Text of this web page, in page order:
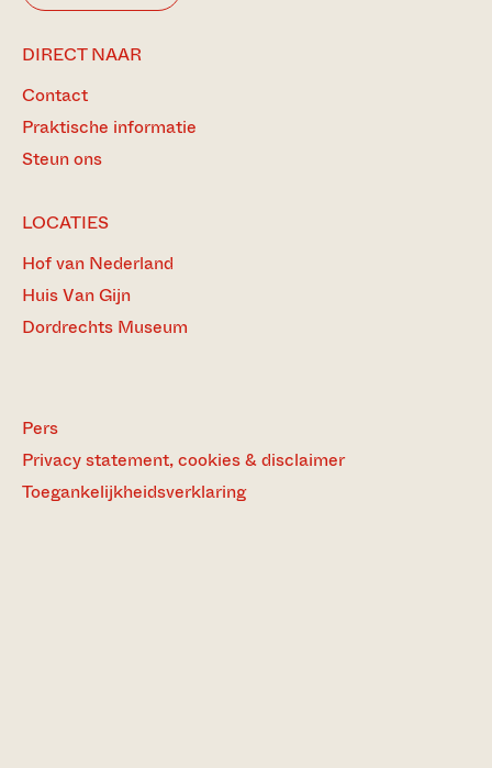
DIRECT NAAR
Contact
Praktische informatie
Steun ons
LOCATIES
Hof van Nederland
Huis Van Gijn
Dordrechts Museum
Pers
Privacy statement, cookies & disclaimer
Toegankelijkheidsverklaring